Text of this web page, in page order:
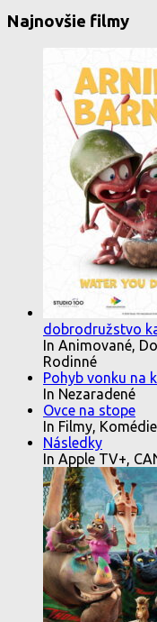
Najnovšie filmy
dobrodružstvo
In Animované,
Rodinné
Pohyb vonku na
In Nezaradené
Ovce na stope
In Filmy,
Následky
In Apple TV+,